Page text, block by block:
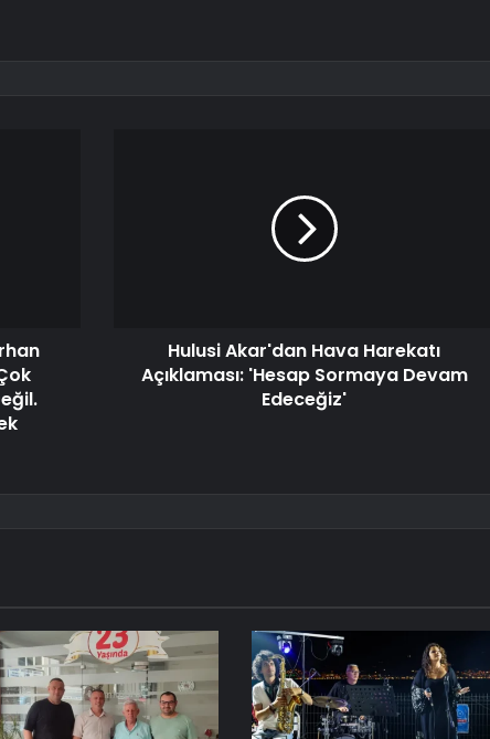
Hulusi Akar'dan Hava Harekatı
Açıklaması: 'Hesap Sormaya Devam
Edeceğiz'